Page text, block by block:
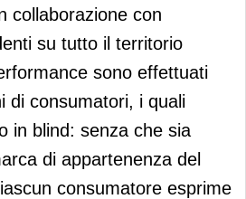
collaborazione con
su tutto il territorio
sono effettuati
di consumatori, i quali
in blind: senza che sia
di appartenenza del
consumatore esprime